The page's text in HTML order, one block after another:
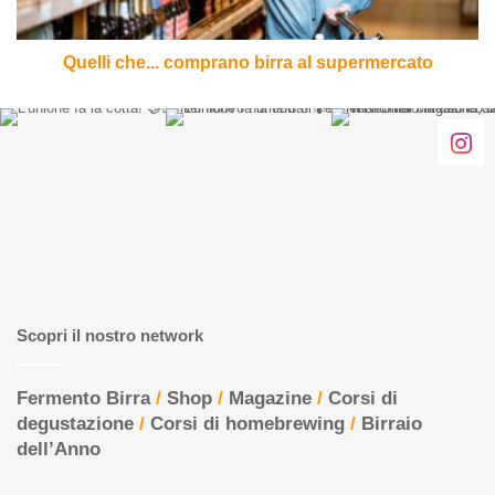
Quelli che... comprano birra al supermercato
Scopri il nostro network
Fermento Birra/ Shop / Magazine / Corsi di
degustazione / Corsi di homebrewing / Birraio
dell’Anno